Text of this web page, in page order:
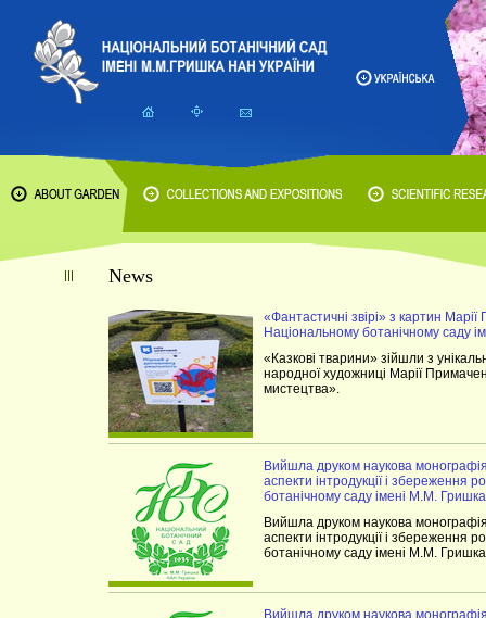
News
«Фантастичні звірі» з картин
Національному ботанічному саду
«Казкові тварини» зійшли з
народної художниці Марії
мистецтва».
Вийшла друком наукова
аспекти інтродукції і збереження
ботанічному саду імені М.М.
Вийшла друком наукова
аспекти інтродукції і збереження
ботанічному саду імені М.М.
Вийшла друком наукова монографія